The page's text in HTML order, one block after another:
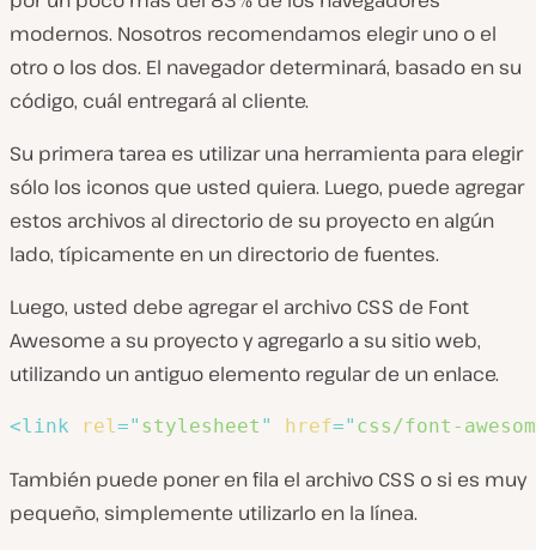
modernos. Nosotros recomendamos elegir uno o el
otro o los dos. El navegador determinará, basado en su
código, cuál entregará al cliente.
Su primera tarea es utilizar una herramienta para elegir
sólo los iconos que usted quiera. Luego, puede agregar
estos archivos al directorio de su proyecto en algún
lado, típicamente en un directorio de fuentes.
Luego, usted debe agregar el archivo CSS de Font
Awesome a su proyecto y agregarlo a su sitio web,
utilizando un antiguo elemento regular de un enlace.
<link rel =" stylesheet " href=" css/font-
También puede poner en fila el archivo CSS o si es muy
pequeño, simplemente utilizarlo en la línea.